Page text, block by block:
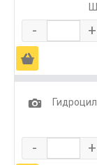
- +
Ä
1
- +